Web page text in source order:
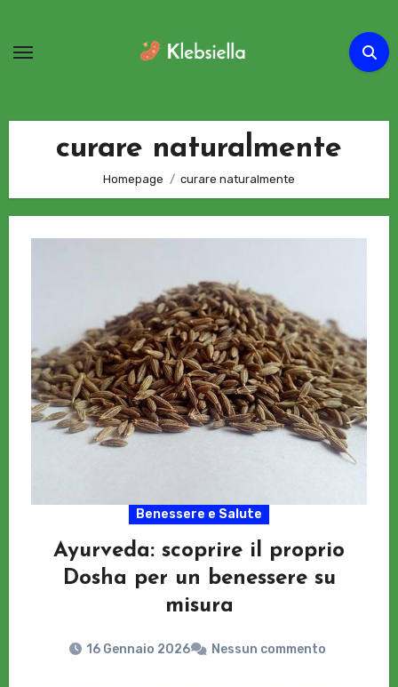
contenuto
curare naturalmente
Homepage curare naturalmente
Benessere e Salute
Ayurveda: scoprire il proprio
Dosha per un benessere su
misura
16 Gennaio 2026 Nessun commento